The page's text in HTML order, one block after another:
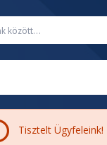
Tisztelt Ügyfeleink!